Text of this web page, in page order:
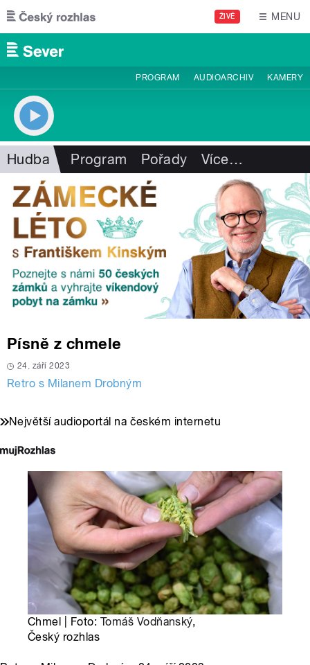
Přejít k hlavnímu obsahu
ŽIVĚ MENU
PROGRAM AUDIOARCHIV KAMERY
Hudba Program Pořady Více…
Písně z chmele
24. září 2023
Retro s Milanem Drobným
Největší audioportál na českém internetu
Chmel | Foto: Tomáš Vodňanský,
Český rozhlas